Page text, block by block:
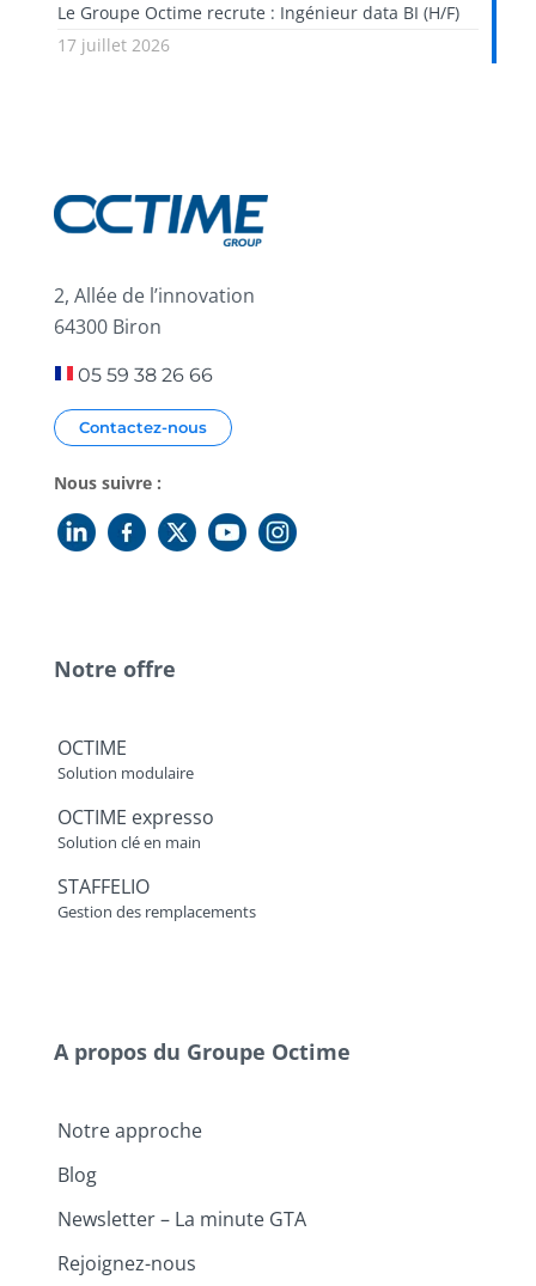
Le Groupe Octime recrute : Ingénieur data BI (H/F)
17 juillet 2026
2, Allée de l’innovation
64300 Biron
05 59 38 26 66
Contactez-nous
Nous suivre :
Notre offre
OCTIME
Solution modulaire
OCTIME expresso
Solution clé en main
STAFFELIO
Gestion des remplacements
A propos du Groupe Octime
Notre approche
Blog
Newsletter – La minute GTA
Rejoignez-nous